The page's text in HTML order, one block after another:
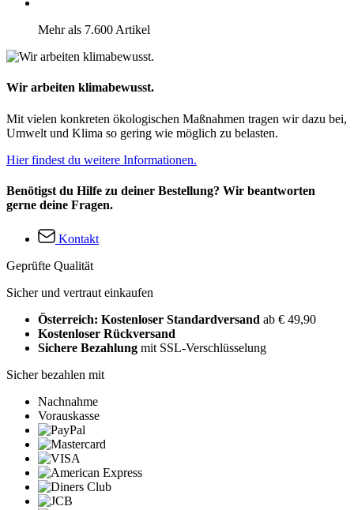
Mehr als 7.600 Artikel
Wir arbeiten klimabewusst.
Mit vielen konkreten ökologischen Maßnahmen tragen wir dazu bei,
Umwelt und Klima so gering wie möglich zu belasten.
Hier findest du weitere Informationen.
Benötigst du Hilfe zu deiner Bestellung? Wir beantworten
gerne deine Fragen.
Kontakt
Geprüfte Qualität
Sicher und vertraut einkaufen
Österreich: Kostenloser Standardversand ab € 49,90
Kostenloser Rückversand
Sichere Bezahlung mit SSL-Verschlüsselung
Sicher bezahlen mit
Nachnahme
Vorauskasse